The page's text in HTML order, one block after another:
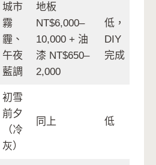
城市
霧
霾、
午夜
藍調
地板
NT$6,000–
10,000 + 油
漆 NT$650–
2,000
低，
DIY
完成
初雪
前夕
（冷
灰）
同上 低